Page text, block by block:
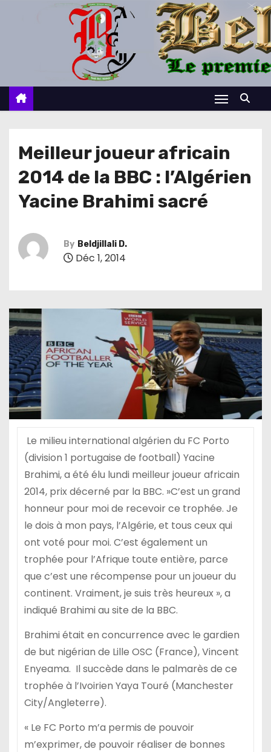
c
Meilleur joueur africain
2014 de la BBC : l’Algérien
Yacine Brahimi sacré
By Beldjillali D.
Déc 1, 2014
Le milieu international algérien du FC Porto
(division 1 portugaise de football) Yacine
Brahimi, a été élu lundi meilleur joueur africain
2014, prix décerné par la BBC. »C’est un grand
honneur pour moi de recevoir ce trophée. Je
le dois à mon pays, l’Algérie, et tous ceux qui
ont voté pour moi. C’est également un
trophée pour l’Afrique toute entière, parce
que c’est une récompense pour un joueur du
continent. Vraiment, je suis très heureux », a
indiqué Brahimi au site de la BBC.
Brahimi était en concurrence avec le gardien
de but nigérian de Lille OSC (France), Vincent
Enyeama. Il succède dans le palmarès de ce
trophée à l’Ivoirien Yaya Touré (Manchester
City/Angleterre).
« Le FC Porto m’a permis de pouvoir
m’exprimer, de pouvoir réaliser de bonnes